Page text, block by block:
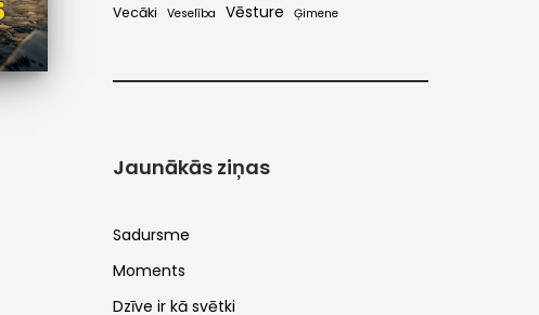
Vecāki Veselība Vēsture Ģimene
Jaunākās ziņas
Sadursme
Moments
Dzīve ir kā svētki